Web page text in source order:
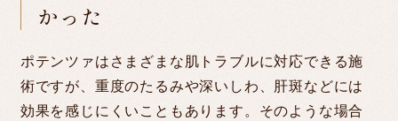
かった
ポテンツァはさまざまな肌トラブルに対応できる施
術ですが、重度のたるみや深いしわ、肝斑などには
効果を感じにくいこともあります。そのような場合